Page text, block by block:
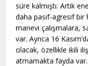
süre kalmıştı. Artık
daha pasif-agresif bir
manevi çalışmalara,
var. Ayrıca 16
olacak, özellikle ikili
atmamakta fayda var.